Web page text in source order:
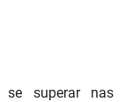
se superar nas